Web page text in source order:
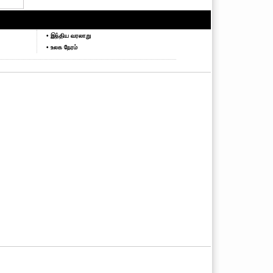
• இந்திய வரலாறு
• உலக நேரம்